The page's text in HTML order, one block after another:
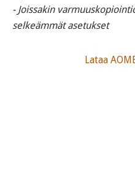
- Joissakin
selkeämmät asetukset
Lataa